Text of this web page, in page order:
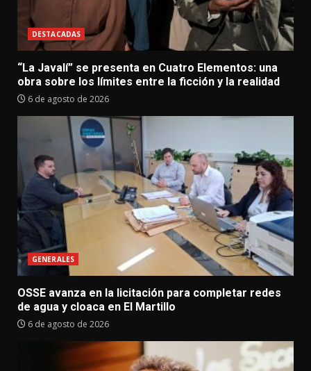
DESTACADAS
“La Javalí” se presenta en Cuatro Elementos: una
obra sobre los límites entre la ficción y la realidad
6 de agosto de 2026
GENERALES
OSSE avanza en la licitación para completar redes
de agua y cloaca en El Martillo
6 de agosto de 2026